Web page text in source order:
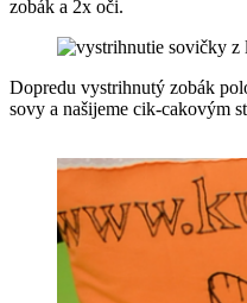
zobák a 2x oči.
Dopredu vystrihnutý zobák
sovy a našijeme cik-cakovým